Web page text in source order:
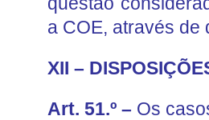
a COE, através de
XII –
Art. 51.º – Os